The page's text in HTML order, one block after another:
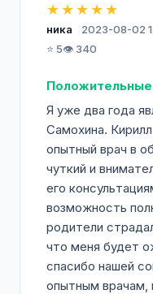
★★★★★
ника
2023-08-02
⭐ 5👁️ 340
Я уже два года
Самохина.
опытный врач в
чуткий и
его
возможность
родители
что меня будет
спасибо нашей
опытным врачам,